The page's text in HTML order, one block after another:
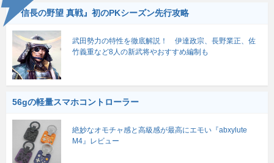
『信長の野望 真戦』初のPKシーズン先行攻略
武田勢力の特性を徹底解説！ 伊達政宗、長野業正、佐
竹義重など8人の新武将やおすすめ編制も
56gの軽量スマホコントローラー
絶妙なオモチャ感と高級感が最高にエモい『abxylute
M4』レビュー